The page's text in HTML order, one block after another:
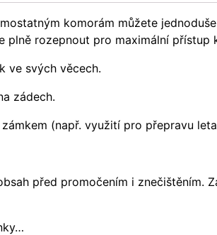
komorám můžete
rozepnout pro maximální přístup
ve svých věcech.
zádech.
(např. využití pro přepravu
před promočením i znečištěním.